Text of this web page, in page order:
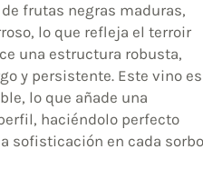
frutas negras maduras,
lo que refleja el terroir
una estructura robusta,
y persistente. Este vino es
lo que añade una
haciéndolo perfecto
sofisticación en cada